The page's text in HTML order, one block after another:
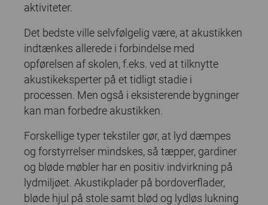
aktiviteter.
Det bedste ville selvfølgelig være, at akustikken
indtænkes allerede i forbindelse med
opførelsen af skolen, f.eks. ved at tilknytte
akustikeksperter på et tidligt stadie i
processen. Men også i eksisterende bygninger
kan man forbedre akustikken.
Forskellige typer tekstiler gør, at lyd dæmpes
og forstyrrelser mindskes, så tæpper, gardiner
og bløde møbler har en positiv indvirkning på
lydmiljøet. Akustikplader på bordoverflader,
bløde hjul på stole samt blød og lydløs lukning